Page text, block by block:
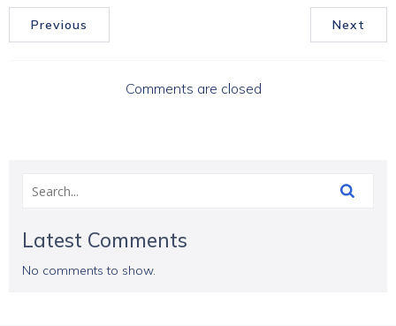
Previous Next
Comments are closed
Latest Comments
No comments to show.